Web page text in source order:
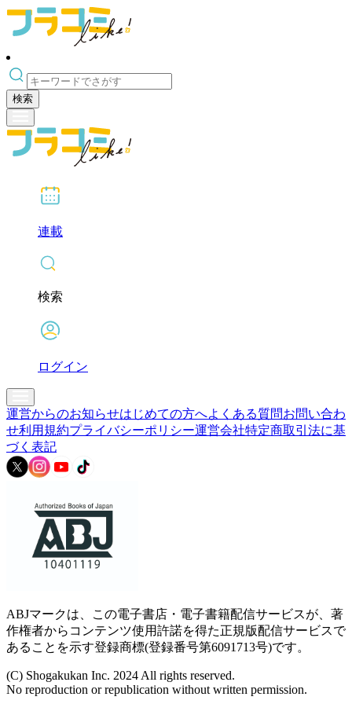
検索
連載
検索
ログイン
運営からのお知らせはじめての方へよくある質問お問い合わ
せ利用規約プライバシーポリシー運営会社特定商取引法に基
づく表記
ABJマークは、この電子書店・電子書籍配信サービスが、著
作権者からコンテンツ使用許諾を得た正規版配信サービスで
あることを示す登録商標(登録番号第6091713号)です。
(C) Shogakukan Inc. 2024 All rights reserved.
No reproduction or republication without written permission.